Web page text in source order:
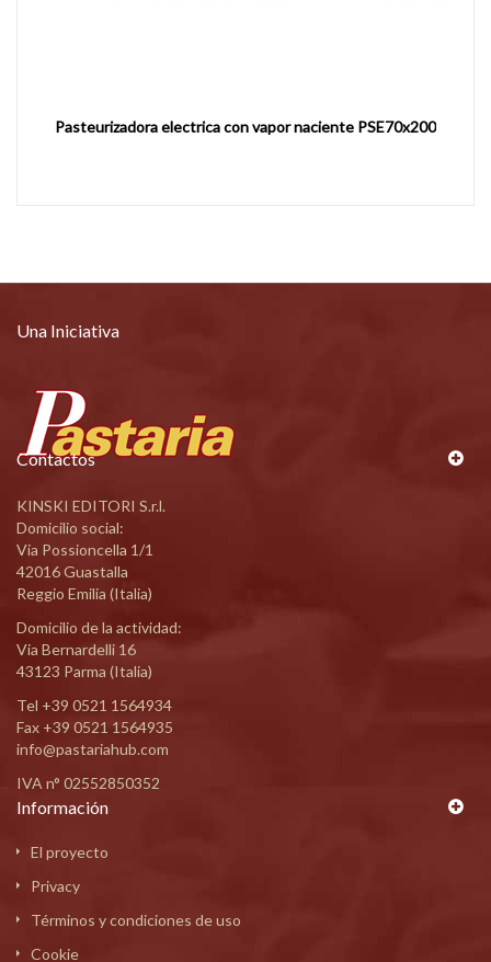
Pasteurizadora electrica con vapor naciente PSE70x200
Una Iniciativa
Contactos
KINSKI EDITORI S.r.l.
Domicilio social:
Via Possioncella 1/1
42016 Guastalla
Reggio Emilia (Italia)
Domicilio de la actividad:
Via Bernardelli 16
43123 Parma (Italia)
Tel +39 0521 1564934
Fax +39 0521 1564935
info@pastariahub.com
IVA n° 02552850352
Información
El proyecto
Privacy
Términos y condiciones de uso
Cookie